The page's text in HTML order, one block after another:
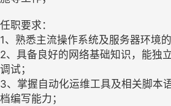
任职要求：
1、熟悉主流操作系统及服务器环境的
2、具备良好的网络基础知识，能独
调试；
3、掌握自动化运维工具及相关脚本
档编写能力；